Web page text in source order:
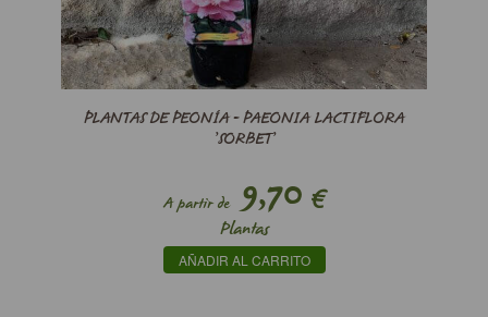
PLANTAS DE PEONÍA - PAEONIA LACTIFLORA
’SORBET’
A partir de9,70 €
Plantas
AÑADIR AL CARRITO